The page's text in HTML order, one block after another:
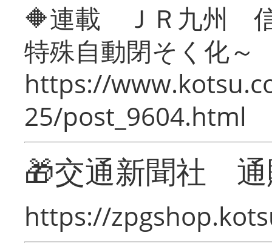
🔶連載 ＪＲ九州 信
特殊自動閉そく化～
https://
25/post_9604.html
🎁交通新聞社
https://